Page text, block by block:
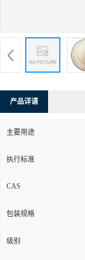
产品详请
主要用途
执行标准
CAS
包装规格
级别